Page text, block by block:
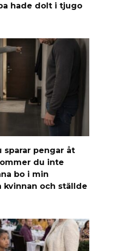
hade dolt i tjugo
sparar pengar åt
du inte
bo i min
och ställde